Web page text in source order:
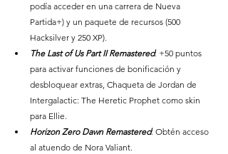
podía acceder en una carrera de Nueva
Partida+) y un paquete de recursos (500
Hacksilver y 250 XP).
The Last of Us Part II Remastered: +50 puntos
para activar funciones de bonificación y
desbloquear extras, Chaqueta de Jordan de
Intergalactic: The Heretic Prophet como skin
para Ellie.
Horizon Zero Dawn Remastered: Obtén acceso
al atuendo de Nora Valiant.